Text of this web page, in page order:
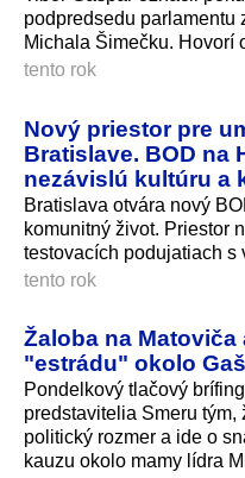
podpredsedu parlamentu
Michala Šimečku. Hovorí
tento rok
Nový priestor pre
Bratislave. BOD na
nezávislú kultúru a
Bratislava otvára nový
komunitný život. Priestor
testovacích podujatiach s
tento rok
Žaloba na Matoviča
"estrádu" okolo
Pondelkový tlačový
predstavitelia Smeru
politický rozmer a ide o
kauzu okolo mamy lídra